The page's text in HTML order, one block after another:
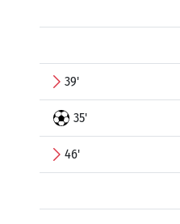
39'
35'
46'